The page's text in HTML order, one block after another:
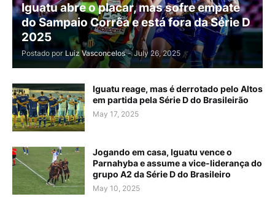
Iguatu abre o placar, mas sofre empate
do Sampaio Corrêa e está fora da Série D
2025
Postado por Luiz Vasconcelos - July 26, 2025
Iguatu reage, mas é derrotado pelo Altos
em partida pela Série D do Brasileirão
May 17, 2025
Jogando em casa, Iguatu vence o
Parnahyba e assume a vice-liderança do
grupo A2 da Série D do Brasileiro
May 10, 2025